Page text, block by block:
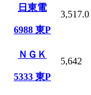
日東電
6988 東P
3,517.0
ＮＧＫ
5333 東P
5,642